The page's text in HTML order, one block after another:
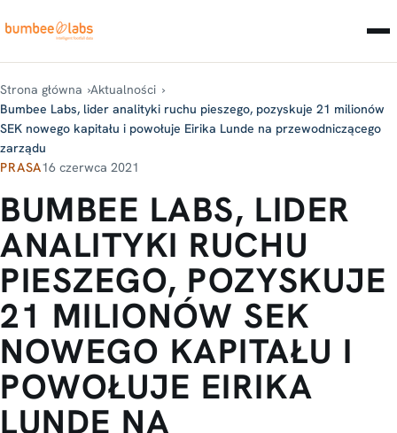
Strona główna Aktualności
Bumbee Labs, lider analityki ruchu pieszego, pozyskuje 21 milionów
SEK nowego kapitału i powołuje Eirika Lunde na przewodniczącego
zarządu
PRASA16 czerwca 2021
BUMBEE LABS, LIDER
ANALITYKI RUCHU
PIESZEGO, POZYSKUJE
21 MILIONÓW SEK
NOWEGO KAPITAŁU I
POWOŁUJE EIRIKA
LUNDE NA